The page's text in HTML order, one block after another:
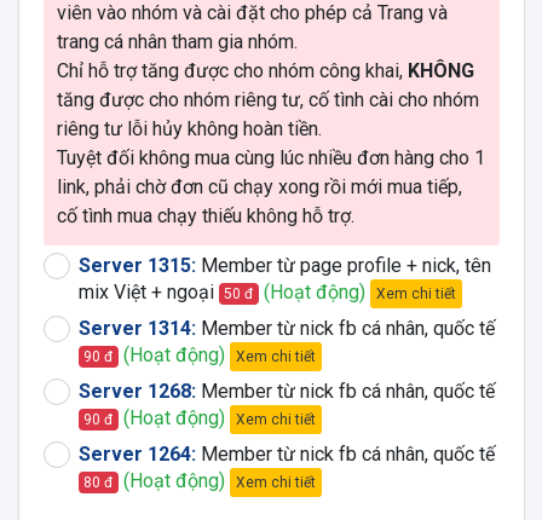
viên vào nhóm và cài đặt cho phép cả Trang và
trang cá nhân tham gia nhóm.
Chỉ hỗ trợ tăng được cho nhóm công khai, KHÔNG
tăng được cho nhóm riêng tư, cố tình cài cho nhóm
riêng tư lỗi hủy không hoàn tiền.
Tuyệt đối không mua cùng lúc nhiều đơn hàng cho 1
link, phải chờ đơn cũ chạy xong rồi mới mua tiếp,
cố tình mua chạy thiếu không hỗ trợ.
Server 1315:Member từ page profile + nick, tên
mix Việt + ngoại 50 đ (Hoạt động) Xem chi tiết
Server 1314:Member từ nick fb cá nhân, quốc tế
90 đ (Hoạt động) Xem chi tiết
Server 1268:Member từ nick fb cá nhân, quốc tế
90 đ (Hoạt động) Xem chi tiết
Server 1264:Member từ nick fb cá nhân, quốc tế
80 đ (Hoạt động) Xem chi tiết